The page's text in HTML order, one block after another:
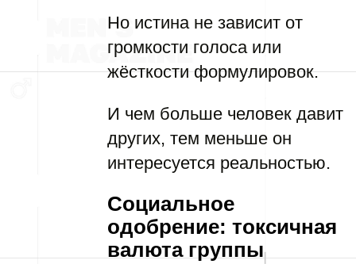
Но истина не зависит от
громкости голоса или
жёсткости формулировок.
И чем больше человек давит
других, тем меньше он
интересуется реальностью.
Социальное
одобрение: токсичная
валюта группы